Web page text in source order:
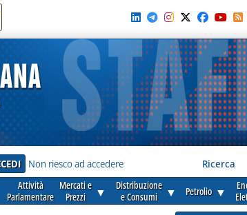
Non riesco ad accedere Ricerca
Attività
Parlamentare
Mercati e
Prezzi
▼
Distribuzione
e Consumi
▼ Petrolio ▼